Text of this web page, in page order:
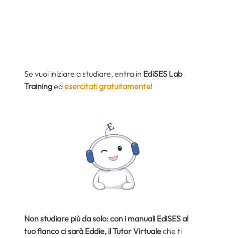
Se vuoi iniziare a studiare, entra in EdiSES Lab
Trainingedesercitati gratuitamente!
Non studiare più da solo: con i manuali EdiSES al
tuo fianco ci sarà Eddie, il Tutor Virtualeche ti